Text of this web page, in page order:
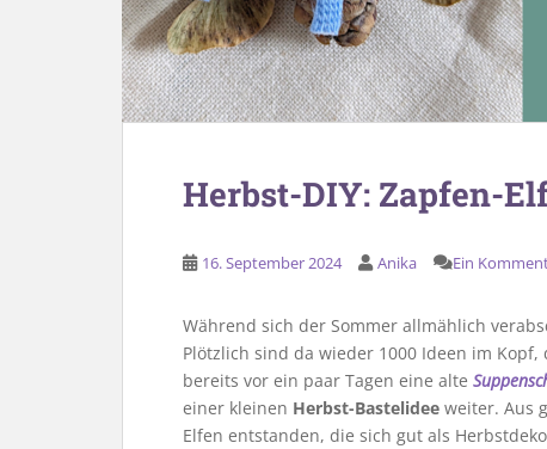
Herbst-DIY: Zapfen-
16. September 2024 Anika Ein
Während sich der Sommer allmählich
Plötzlich sind da wieder 1000 Ideen im
bereits vor ein paar Tagen eine alte
einer kleinen Herbst-Bastelidee weiter. Aus
Elfen entstanden, die sich gut als